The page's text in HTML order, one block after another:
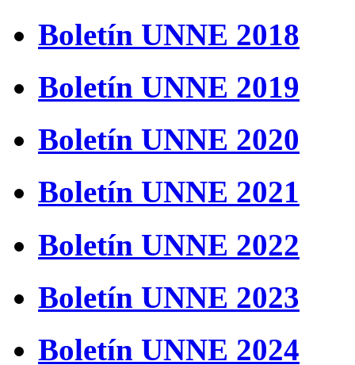
Boletín UNNE 2018
Boletín UNNE 2019
Boletín UNNE 2020
Boletín UNNE 2021
Boletín UNNE 2022
Boletín UNNE 2023
Boletín UNNE 2024